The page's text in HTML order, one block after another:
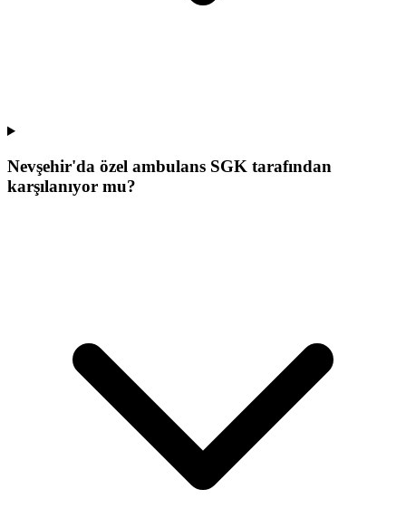
Nevşehir'da özel ambulans SGK tarafından
karşılanıyor mu?